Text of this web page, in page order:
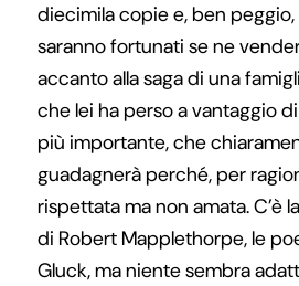
diecimila copie e, ben
saranno fortunati se ne
accanto alla saga di una
che lei ha perso a vantaggio
più importante, che
guadagnerà perché, per
rispettata ma non amata. C’è
di Robert Mapplethorpe, le
Gluck, ma niente sembra